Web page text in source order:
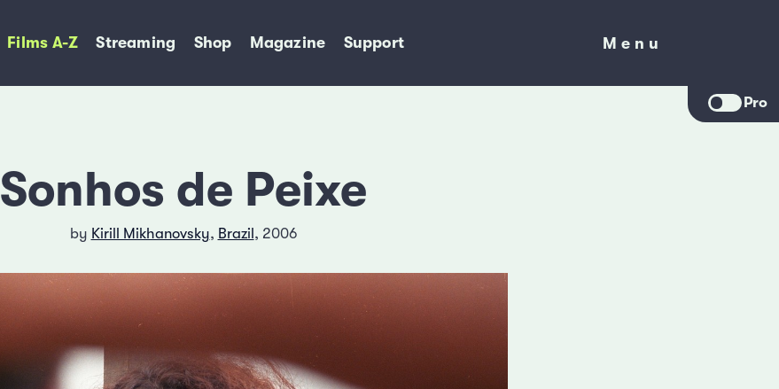
Films A-Z Streaming Shop Magazine Support
Menu
Menu
Pro
Sonhos de Peixe
by Kirill Mikhanovsky, Brazil, 2006